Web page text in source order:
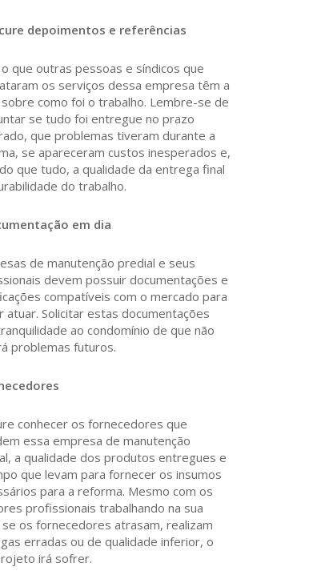
depoimentos e referências
o que outras pessoas e síndicos que
os serviços dessa empresa têm a
como foi o trabalho. Lembre-se de
se tudo foi entregue no prazo
que problemas tiveram durante a
se apareceram custos inesperados e,
que tudo, a qualidade da entrega final
do trabalho.
em dia
de manutenção predial e seus
devem possuir documentações e
compatíveis com o mercado para
atuar. Solicitar estas documentações
ao condomínio de que não
problemas futuros.
conhecer os fornecedores que
essa empresa de manutenção
a qualidade dos produtos entregues e
que levam para fornecer os insumos
para a reforma. Mesmo com os
profissionais trabalhando na sua
os fornecedores atrasam, realizam
erradas ou de qualidade inferior, o
irá sofrer.